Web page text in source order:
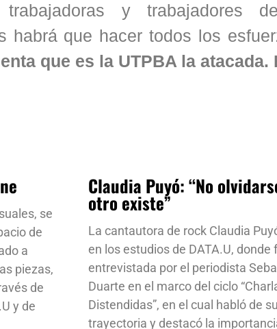
y trabajadores
habrá que hacer todos los
que es la UTPBA la atacada.
se
de
a
piezas,
de
y de
Claudia Puyó: “No
otro existe”
La cantautora de rock Claudia
en los estudios de DATA.U, donde
entrevistada por el periodista
Duarte en el marco del ciclo
Distendidas”, en el cual habló de su
trayectoria y destacó la